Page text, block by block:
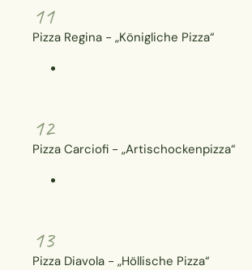
11
Pizza Regina - „Königliche Pizza“
12
Pizza Carciofi - „Artischockenpizza“
13
Pizza Diavola - „Höllische Pizza“